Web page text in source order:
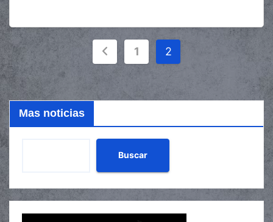
Paginación
entradas
1 2
Mas noticias
Buscar